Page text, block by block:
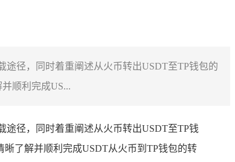
径，同时着重阐述从火币转出USDT至TP钱包的
顺利完成US...
径，同时着重阐述从火币转出USDT至TP钱
了解并顺利完成USDT从火币到TP钱包的转